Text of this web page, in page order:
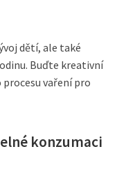
dětí, ale také
Buďte kreativní
vaření pro
konzumaci